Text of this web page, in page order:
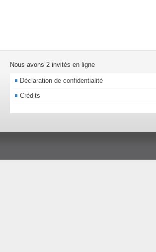
Nous avons 2 invités en ligne
Déclaration de confidentialité
Crédits